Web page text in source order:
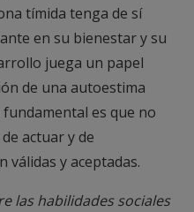
tímida tenga de sí
en su bienestar y su
juega un papel
de una autoestima
es que no
actuar y de
válidas y aceptadas.
las habilidades sociales